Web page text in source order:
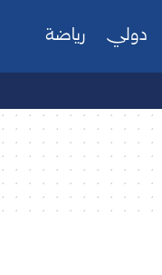
دولي رياضة